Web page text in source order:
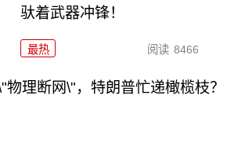
驮着武器冲锋！
最热 阅读 8466
物理断网\"，特朗普忙递橄榄枝？